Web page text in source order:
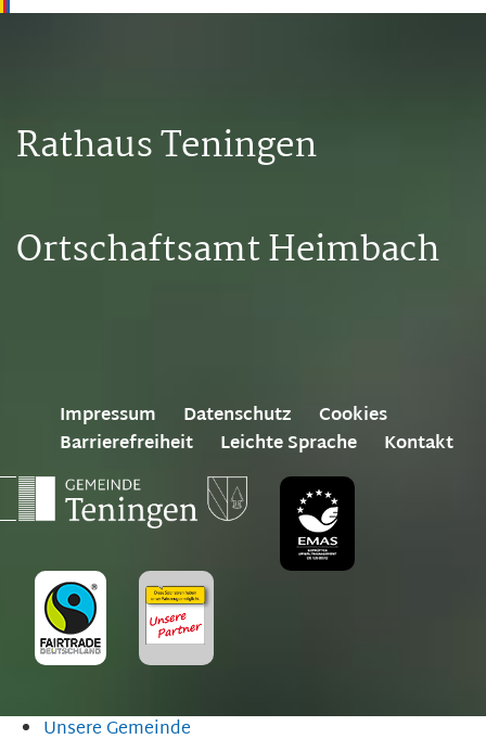
Rathaus Teningen
Ortschaftsamt Heimbach
Impressum Datenschutz
Cookies
Barrierefreiheit
Leichte Sprache Kontakt
Unsere Gemeinde